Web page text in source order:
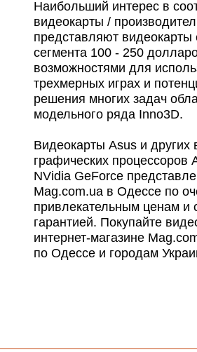
Наибольший интерес в
видеокарты /
представляют видеокарты
сегмента 100 - 250
возможностями для
трехмерных играх и
решения многих задач
модельного ряда Inno3D.
Видеокарты Asus и других
графических процессоров
NVidia GeForce
Mag.com.ua в Одессе по
привлекательным ценам и
гарантией. Покупайте
интернет-магазине
по Одессе и городам